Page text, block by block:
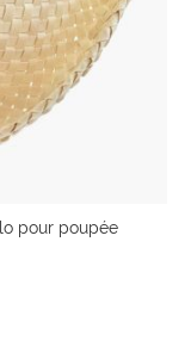
pour poupée